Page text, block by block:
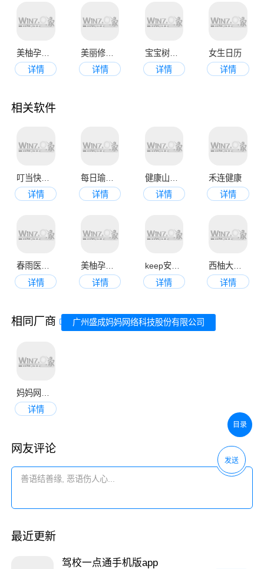
美柚孕期app官网版
详情
美丽修行app官网版
详情
宝宝树孕育最新版
详情
女生日历
详情
相关软件
叮当快药app
详情
每日瑜伽最新版
详情
详情
禾连健康
详情
春雨医生app最新版本
详情
美柚孕期app
详情
keep安卓版
详情
西柚大姨妈
详情
相同厂商 广州盛成妈妈网络科技股份有限公司
详情
网友评论
发送
最近更新
驾校一点通手机版app
目录